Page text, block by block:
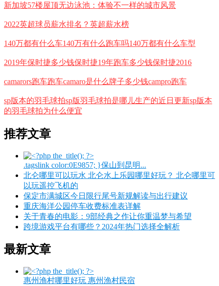
新加坡57楼屋顶无边泳池：体验不一样的城市风景
2022英超球员薪水排名？英超薪水榜
140万都有什么车140万有什么跑车吗140万都有什么车型
2019年保时捷多少钱保时捷19年跑车多少钱保时捷2016
camarors跑车跑车camaro是什么牌子多少钱campro跑车
sp版本的羽毛球拍sp版羽毛球拍是哪儿生产的近日更新sp版本
的羽毛球拍为什么便宜
推荐文章
.tagslink color:0E9857; }保山到昆明...
北仑哪里可以玩水 北仑水上乐园哪里好玩？ 北仑哪里可
以玩遥控飞机的
保定市满城区今日限行尾号新规解读与出行建议
重庆海洋公园停车收费标准表详解
关于青春的电影：9部经典之作让你重温梦与希望
跨境游戏平台有哪些？2024年热门选择全解析
最新文章
惠州渔村哪里好玩 惠州渔村民宿